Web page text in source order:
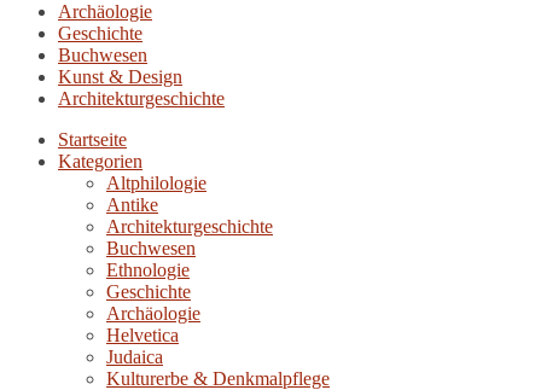
Archäologie
Geschichte
Buchwesen
Kunst & Design
Architekturgeschichte
Startseite
Kategorien
Altphilologie
Antike
Architekturgeschichte
Buchwesen
Ethnologie
Geschichte
Archäologie
Helvetica
Judaica
Kulturerbe & Denkmalpflege